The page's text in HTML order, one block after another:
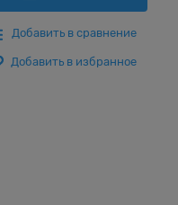
Добавить в сравнение
Добавить в избранное